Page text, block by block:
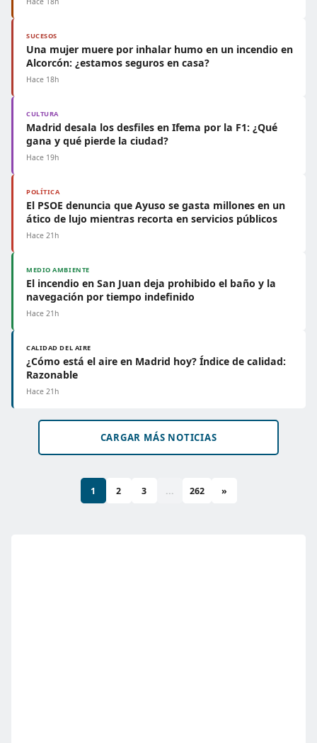
SUCESOS
Una mujer muere por inhalar humo en un incendio en
Alcorcón: ¿estamos seguros en casa?
Hace 18h
CULTURA
Madrid desala los desfiles en Ifema por la F1: ¿Qué
gana y qué pierde la ciudad?
Hace 19h
POLÍTICA
El PSOE denuncia que Ayuso se gasta millones en un
ático de lujo mientras recorta en servicios públicos
Hace 21h
MEDIO AMBIENTE
El incendio en San Juan deja prohibido el baño y la
navegación por tiempo indefinido
Hace 21h
CALIDAD DEL AIRE
¿Cómo está el aire en Madrid hoy? Índice de calidad:
Razonable
Hace 21h
CARGAR MÁS NOTICIAS
1 2 3 ... 262 »